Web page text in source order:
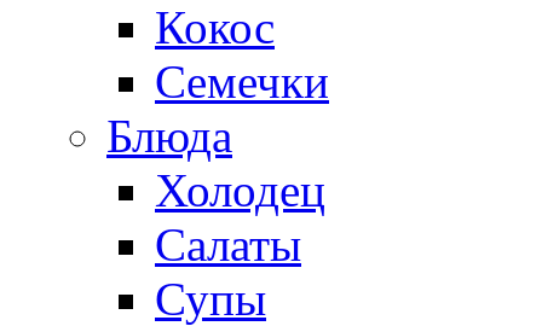
Кокос
Семечки
Блюда
Холодец
Салаты
Супы